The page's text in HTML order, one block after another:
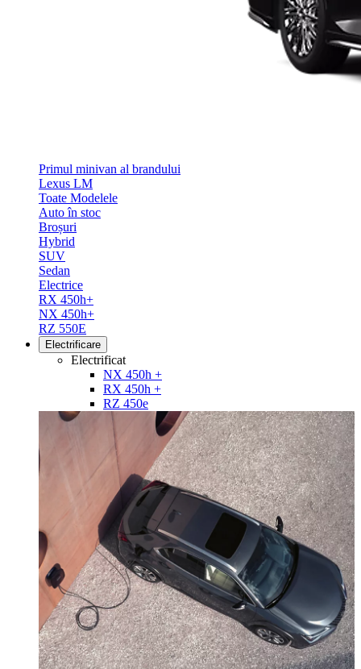
Primul minivan al brandului
Lexus LM
Toate Modelele
Auto în stoc
Broșuri
Hybrid
SUV
Sedan
Electrice
RX 450h+
NX 450h+
RZ 550E
Electrificare
Electrificat
NX 450h +
RX 450h +
RZ 450e